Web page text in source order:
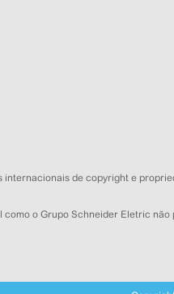
de copyright e
o Grupo Schneider Eletric